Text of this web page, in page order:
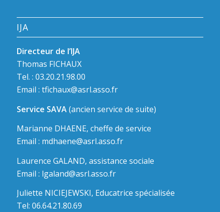
IJA
Directeur de l’IJA
Thomas FICHAUX
Tel. : 03.20.21.98.00
Email : tfichaux@asrl.asso.fr
Service SAVA(ancien service de suite)
Marianne DHAENE, cheffe de service
Email : mdhaene@asrl.asso.fr
Laurence GALAND, assistance sociale
Email : lgaland@asrl.asso.fr
Juliette NICIEJEWSKI, Educatrice spécialisée
Tel: 06.64.21.80.69